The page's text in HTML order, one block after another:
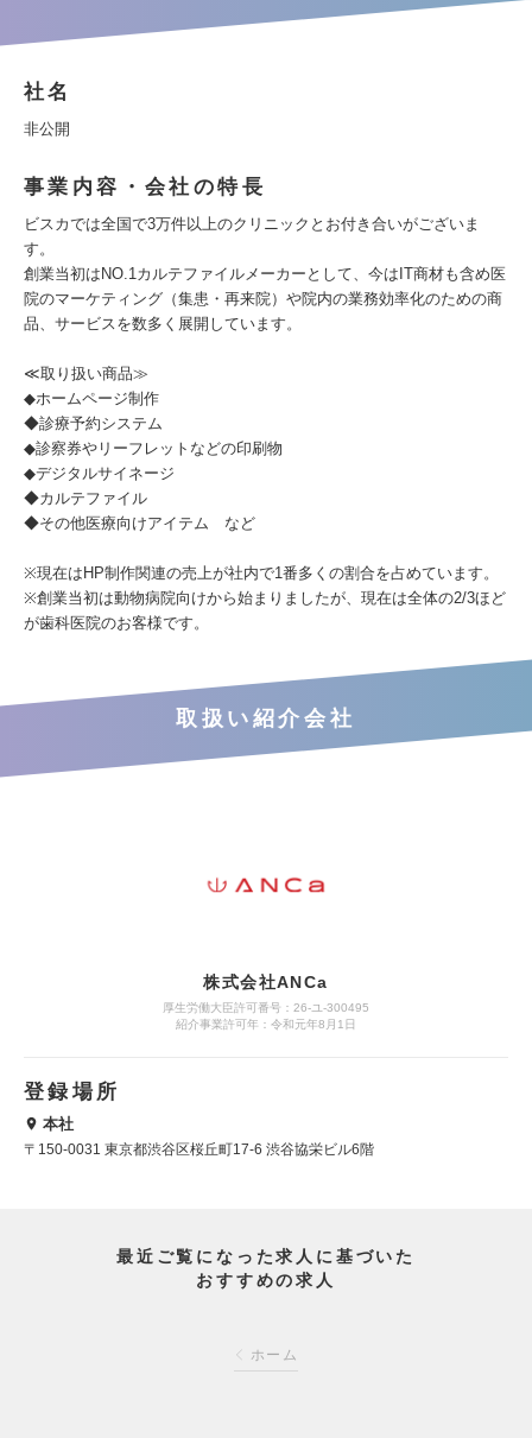
社名
非公開
事業内容・会社の特長
ビスカでは全国で3万件以上のクリニックとお付き合いがございま
す。
創業当初はNO.1カルテファイルメーカーとして、今はIT商材も含め医
院のマーケティング（集患・再来院）や院内の業務効率化のための商
品、サービスを数多く展開しています。
≪取り扱い商品≫
◆ホームページ制作
◆診療予約システム
◆診察券やリーフレットなどの印刷物
◆デジタルサイネージ
◆カルテファイル
◆その他医療向けアイテム など
※現在はHP制作関連の売上が社内で1番多くの割合を占めています。
※創業当初は動物病院向けから始まりましたが、現在は全体の2/3ほど
が歯科医院のお客様です。
取扱い紹介会社
株式会社ANCa
厚生労働大臣許可番号：26-ユ-300495
紹介事業許可年：令和元年8月1日
登録場所
本社
〒150-0031 東京都渋谷区桜丘町17-6 渋谷協栄ビル6階
最近ご覧になった求人に基づいた
おすすめの求人
ホーム